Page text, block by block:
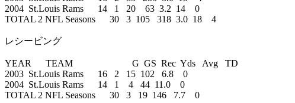
2004  St.Louis Rams      14   1   20    63  3.2  14    0
TOTAL 2 NFL Seasons      30   3  105   318  3.0  18    4
レシービング
YEAR 　 TEAM 　　　　　    G  GS  Rec  Yds   Avg   TD
2003  St.Louis Rams      16   2   15  102   6.8    0
2004  St.Louis Rams      14   1    4   44  11.0    0